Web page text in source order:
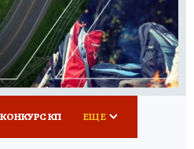
КОНКУРС КП ЕЩЕ